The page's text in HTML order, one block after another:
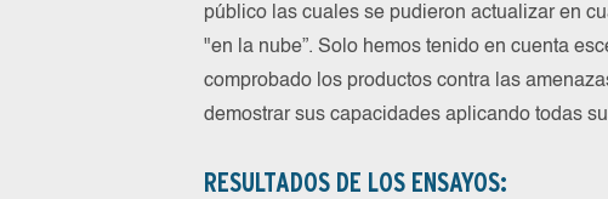
público las cuales se pudieron actualizar en
"en la nube”. Solo hemos tenido en cuenta
comprobado los productos contra las
demostrar sus capacidades aplicando todas
RESULTADOS DE LOS ENSAYOS: